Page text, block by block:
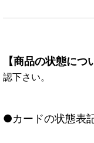
【商品の状態につ
認下さい。
●カードの状態表